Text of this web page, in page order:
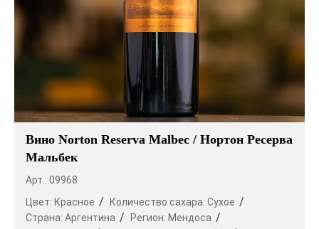
Вино Norton Reserva Malbec / Нортон Ресерва
Мальбек
Арт.: 09968
Цвет: Красное Количество сахара: Сухое
Страна: Аргентина Регион: Мендоса